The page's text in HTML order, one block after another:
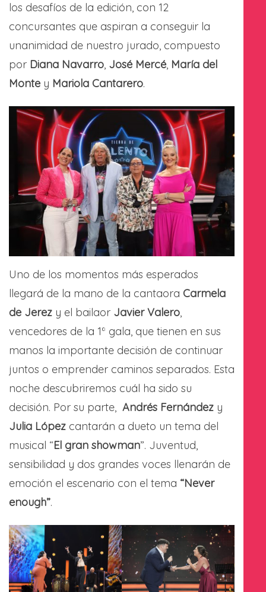
los desafíos de la edición, con 12
concursantes que aspiran a conseguir la
unanimidad de nuestro jurado, compuesto
por Diana Navarro, José Mercé, María del
Monte y Mariola Cantarero.
Uno de los momentos más esperados
llegará de la mano de la cantaora Carmela
de Jerez y el bailaor Javier Valero,
vencedores de la 1ª gala, que tienen en sus
manos la importante decisión de continuar
juntos o emprender caminos separados. Esta
noche descubriremos cuál ha sido su
decisión. Por su parte, Andrés Fernández y
Julia López cantarán a dueto un tema del
musical “El gran showman”. Juventud,
sensibilidad y dos grandes voces llenarán de
emoción el escenario con el tema “Never
enough”.